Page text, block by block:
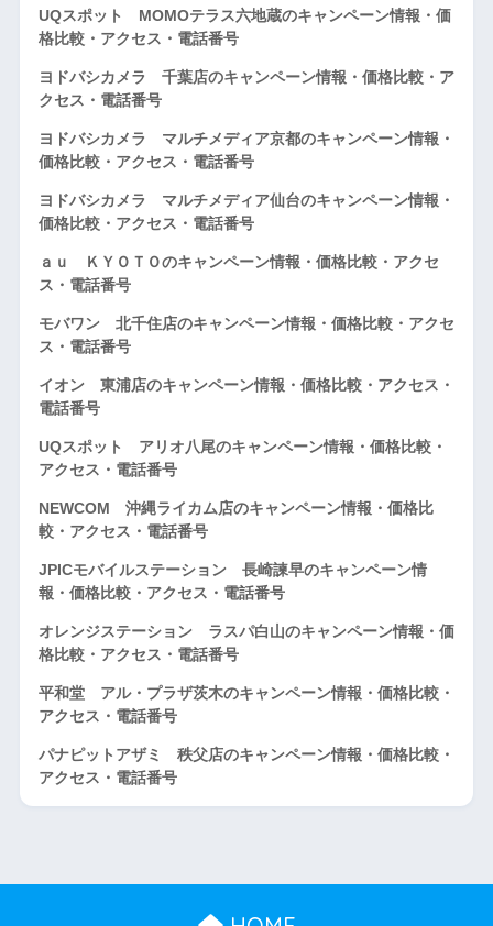
UQスポット MOMOテラス六地蔵のキャンペーン情報・価
格比較・アクセス・電話番号
ヨドバシカメラ 千葉店のキャンペーン情報・価格比較・ア
クセス・電話番号
ヨドバシカメラ マルチメディア京都のキャンペーン情報・
価格比較・アクセス・電話番号
ヨドバシカメラ マルチメディア仙台のキャンペーン情報・
価格比較・アクセス・電話番号
ａｕ ＫＹＯＴＯのキャンペーン情報・価格比較・アクセ
ス・電話番号
モバワン 北千住店のキャンペーン情報・価格比較・アクセ
ス・電話番号
イオン 東浦店のキャンペーン情報・価格比較・アクセス・
電話番号
UQスポット アリオ八尾のキャンペーン情報・価格比較・
アクセス・電話番号
NEWCOM 沖縄ライカム店のキャンペーン情報・価格比
較・アクセス・電話番号
JPICモバイルステーション 長崎諫早のキャンペーン情
報・価格比較・アクセス・電話番号
オレンジステーション ラスパ白山のキャンペーン情報・価
格比較・アクセス・電話番号
平和堂 アル・プラザ茨木のキャンペーン情報・価格比較・
アクセス・電話番号
パナピットアザミ 秩父店のキャンペーン情報・価格比較・
アクセス・電話番号